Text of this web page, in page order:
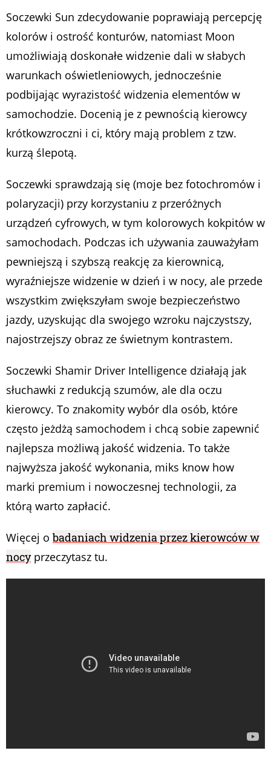
Soczewki Sun zdecydowanie poprawiają percepcję
kolorów i ostrość konturów, natomiast Moon
umożliwiają doskonałe widzenie dali w słabych
warunkach oświetleniowych, jednocześnie
podbijając wyrazistość widzenia elementów w
samochodzie. Docenią je z pewnością kierowcy
krótkowzroczni i ci, który mają problem z tzw.
kurzą ślepotą.
Soczewki sprawdzają się (moje bez fotochromów i
polaryzacji) przy korzystaniu z przeróżnych
urządzeń cyfrowych, w tym kolorowych kokpitów w
samochodach. Podczas ich używania zauważyłam
pewniejszą i szybszą reakcję za kierownicą,
wyraźniejsze widzenie w dzień i w nocy, ale przede
wszystkim zwiększyłam swoje bezpieczeństwo
jazdy, uzyskując dla swojego wzroku najczystszy,
najostrzejszy obraz ze świetnym kontrastem.
Soczewki Shamir Driver Intelligence działają jak
słuchawki z redukcją szumów, ale dla oczu
kierowcy. To znakomity wybór dla osób, które
często jeżdżą samochodem i chcą sobie zapewnić
najlepsza możliwą jakość widzenia. To także
najwyższa jakość wykonania, miks know how
marki premium i nowoczesnej technologii, za
którą warto zapłacić.
Więcej obadaniach widzenia przez kierowców w
nocyprzeczytasz tu.